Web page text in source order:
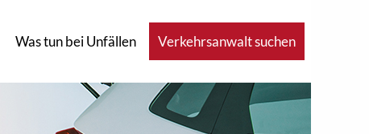
Was tun bei Unfällen Verkehrsanwalt suchen